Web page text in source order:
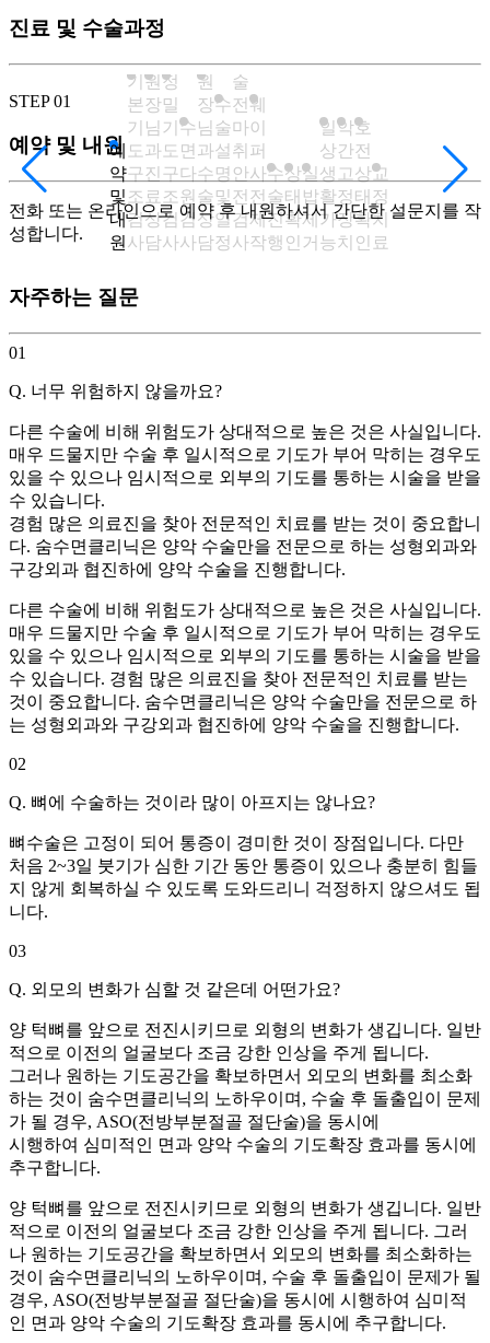
진료 및 수술과정
예
약
및
내
원
기
본
기
도
구
조
검
사
원
장
님
과
진
료
상
담
정
밀
기
도
구
조
검
사
수
면
다
원
검
사
원
장
님
과
수
술
상
담
수
술
설
명
및
일
정
술
전
마
취
안
전
검
사
웨
이
퍼
사
전
제
작
수
술
진
행
상
태
확
인
실
밥
제
거
일
상
생
활
가
능
악
간
고
정
장
치
호
전
상
태
확
인
교
정
치
료
STEP 01
예약 및 내원
전화 또는 온라인으로 예약 후 내원하셔서 간단한 설문지를 작
성합니다.
자주하는 질문
01
Q. 너무 위험하지 않을까요?
다른 수술에 비해 위험도가 상대적으로 높은 것은 사실입니다.
매우 드물지만 수술 후 일시적으로 기도가 부어 막히는 경우도
있을 수 있으나 임시적으로 외부의 기도를 통하는 시술을 받을
수 있습니다.
경험 많은 의료진을 찾아 전문적인 치료를 받는 것이 중요합니
다. 숨수면클리닉은 양악 수술만을 전문으로 하는 성형외과와
구강외과 협진하에 양악 수술을 진행합니다.
다른 수술에 비해 위험도가 상대적으로 높은 것은 사실입니다.
매우 드물지만 수술 후 일시적으로 기도가 부어 막히는 경우도
있을 수 있으나 임시적으로 외부의 기도를 통하는 시술을 받을
수 있습니다. 경험 많은 의료진을 찾아 전문적인 치료를 받는
것이 중요합니다. 숨수면클리닉은 양악 수술만을 전문으로 하
는 성형외과와 구강외과 협진하에 양악 수술을 진행합니다.
02
Q. 뼈에 수술하는 것이라 많이 아프지는 않나요?
뼈수술은 고정이 되어 통증이 경미한 것이 장점입니다. 다만
처음 2~3일 붓기가 심한 기간 동안 통증이 있으나 충분히 힘들
지 않게 회복하실 수 있도록 도와드리니 걱정하지 않으셔도 됩
니다.
03
Q. 외모의 변화가 심할 것 같은데 어떤가요?
양 턱뼈를 앞으로 전진시키므로 외형의 변화가 생깁니다. 일반
적으로 이전의 얼굴보다 조금 강한 인상을 주게 됩니다.
그러나 원하는 기도공간을 확보하면서 외모의 변화를 최소화
하는 것이 숨수면클리닉의 노하우이며, 수술 후 돌출입이 문제
가 될 경우, ASO(전방부분절골 절단술)을 동시에
시행하여 심미적인 면과 양악 수술의 기도확장 효과를 동시에
추구합니다.
양 턱뼈를 앞으로 전진시키므로 외형의 변화가 생깁니다. 일반
적으로 이전의 얼굴보다 조금 강한 인상을 주게 됩니다. 그러
나 원하는 기도공간을 확보하면서 외모의 변화를 최소화하는
것이 숨수면클리닉의 노하우이며, 수술 후 돌출입이 문제가 될
경우, ASO(전방부분절골 절단술)을 동시에 시행하여 심미적
인 면과 양악 수술의 기도확장 효과를 동시에 추구합니다.